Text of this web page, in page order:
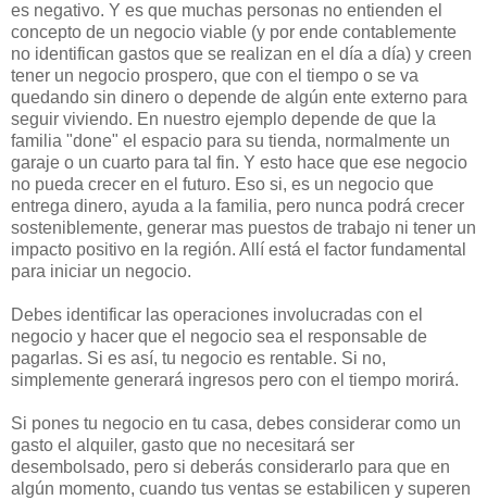
es negativo. Y es que muchas personas no entienden el
concepto de un negocio viable (y por ende contablemente
no identifican gastos que se realizan en el día a día) y creen
tener un negocio prospero, que con el tiempo o se va
quedando sin dinero o depende de algún ente externo para
seguir viviendo. En nuestro ejemplo depende de que la
familia "done" el espacio para su tienda, normalmente un
garaje o un cuarto para tal fin. Y esto hace que ese negocio
no pueda crecer en el futuro. Eso si, es un negocio que
entrega dinero, ayuda a la familia, pero nunca podrá crecer
sosteniblemente, generar mas puestos de trabajo ni tener un
impacto positivo en la región. Allí está el factor fundamental
para iniciar un negocio.
Debes identificar las operaciones involucradas con el
negocio y hacer que el negocio sea el responsable de
pagarlas. Si es así, tu negocio es rentable. Si no,
simplemente generará ingresos pero con el tiempo morirá.
Si pones tu negocio en tu casa, debes considerar como un
gasto el alquiler, gasto que no necesitará ser
desembolsado, pero si deberás considerarlo para que en
algún momento, cuando tus ventas se estabilicen y superen